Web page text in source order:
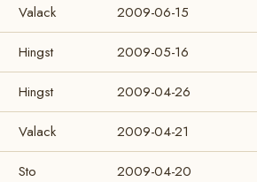
Valack 2009-06-15
Hingst 2009-05-16
Hingst 2009-04-26
Valack 2009-04-21
Sto 2009-04-20